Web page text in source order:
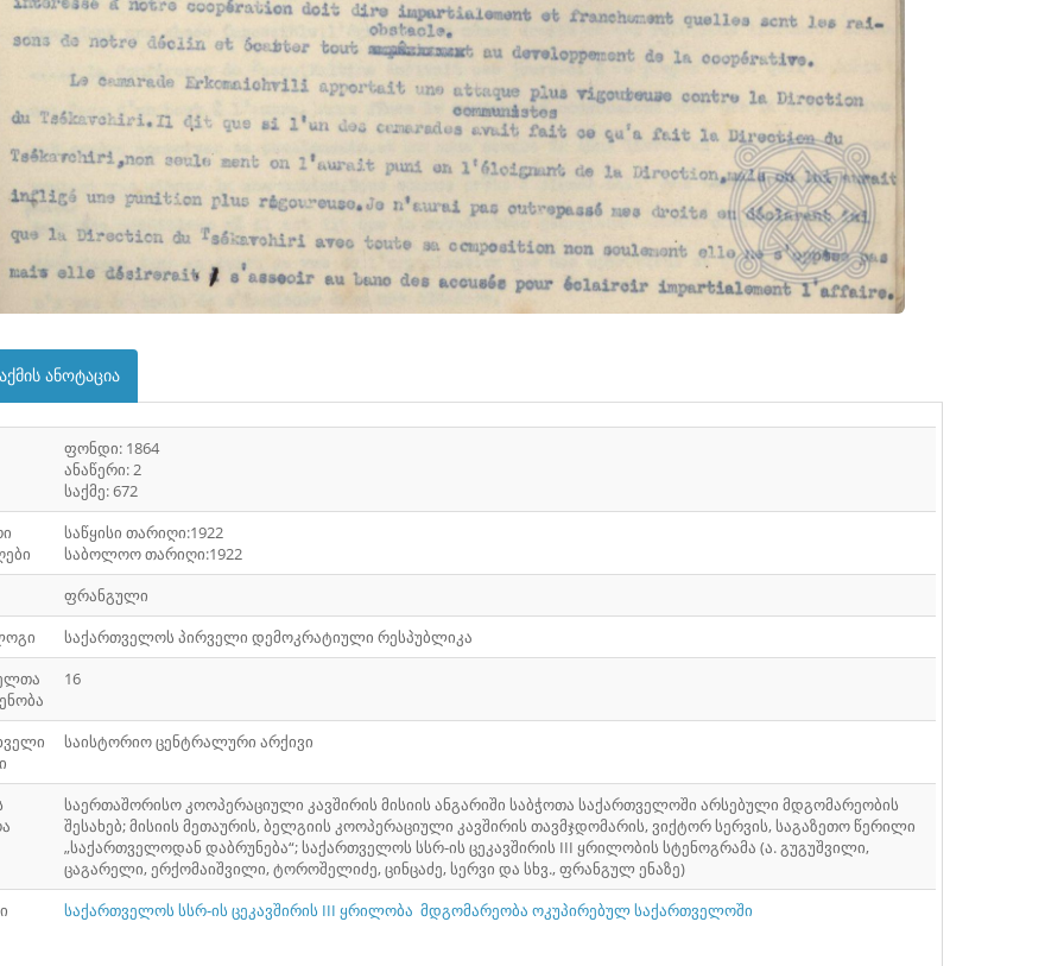
ანოტაცია
ფონდი: 1864
ანაწერი: 2
საქმე: 672
საწყისი თარიღი:1922
საბოლოო თარიღი:1922
ფრანგული
საქართველოს პირველი დემოკრატიული რესპუბლიკა
16
საისტორიო ცენტრალური არქივი
საერთაშორისო კოოპერაციული კავშირის მისიის ანგარიში საბჭოთა საქართველოში არსებული მდგომარეობის
შესახებ; მისიის მეთაურის, ბელგიის კოოპერაციული კავშირის თავმჯდომარის, ვიქტორ სერვის, საგაზეთო წერილი
„საქართველოდან დაბრუნება“; საქართველოს სსრ-ის ცეკავშირის III ყრილობის სტენოგრამა (ა. გუგუშვილი,
ცაგარელი, ერქომაიშვილი, ტოროშელიძე, ცინცაძე, სერვი და სხვ., ფრანგულ ენაზე)
საქართველოს სსრ-ის ცეკავშირის III ყრილობა მდგომარეობა ოკუპირებულ საქართველოში